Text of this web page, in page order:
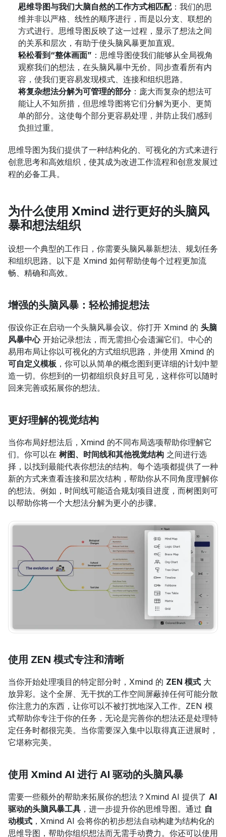
思维导图与我们大脑自然的工作方式相匹配：我们的思
维并非以严格、线性的顺序进行，而是以分支、联想的
方式进行。思维导图反映了这一过程，显示了想法之间
的关系和层次，有助于使头脑风暴更加直观。
轻松看到“整体画面” ：思维导图使我们能够从全局视角
观察我们的想法，在头脑风暴中无价。同步查看所有内
容，使我们更容易发现模式、连接和组织思路。
将复杂想法分解为可管理的部分：庞大而复杂的想法可
能让人不知所措，但思维导图将它们分解为更小、更简
单的部分。这使每个部分更容易处理，并防止我们感到
负担过重。
思维导图为我们提供了一种结构化的、可视化的方式来进行
创意思考和高效组织，使其成为改进工作流程和创意发展过
程的必备工具。
为什么使用 Xmind 进行更好的头脑风
暴和想法组织
设想一个典型的工作日，你需要头脑风暴新想法、规划任务
和组织思路。以下是 Xmind 如何帮助使每个过程更加流
畅、精确和高效。
增强的头脑风暴：轻松捕捉想法
假设你正在启动一个头脑风暴会议。你打开 Xmind 的 头脑
风暴中心 开始记录想法，而无需担心会遗漏它们。中心的
可自定义模板 ，你可以从简单的概念图到更详细的计划中塑
造一切。你想到的一切都组织良好且可见，这样你可以随时
回来完善或拓展你的想法。
更好理解的视觉结构
当你布局好想法后，Xmind 的不同布局选项帮助你理解它
们。你可以在 树图、时间线和其他视觉结构 之间进行选
择，以找到最能代表你想法的结构。每个选项都提供了一种
新的方式来查看连接和层次结构，帮助你从不同角度理解你
的想法。例如，时间线可能适合规划项目进度，而树图则可
以帮助你将一个大想法分解为更小的步骤。
使用 ZEN 模式专注和清晰
当你开始处理项目的特定部分时，Xmind 的 ZEN 模式 大
放异彩。这个全屏、无干扰的工作空间屏蔽掉任何可能分散
你注意力的东西，让你可以不被打扰地深入工作。ZEN 模
式帮助你专注于你的任务，无论是完善你的想法还是处理特
定任务时都很完美。当你需要深入集中以取得真正进展时，
它堪称完美。
使用 Xmind AI 进行 AI 驱动的头脑风暴
需要一些额外的帮助来拓展你的想法？Xmind AI 提供了 AI
驱动的头脑风暴工具 ，进一步提升你的思维导图。通过 自
动模式 ，Xmind AI 会将你的初步想法自动构建为结构化的